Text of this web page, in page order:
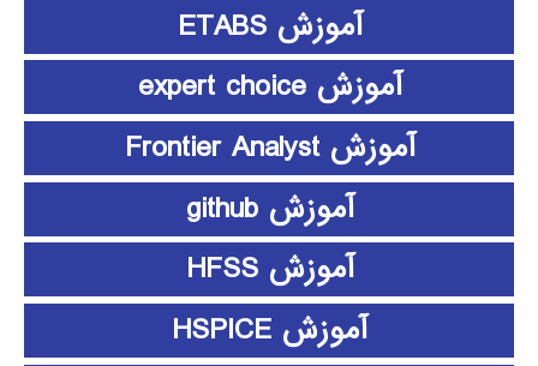
آموزش ETABS
آموزش expert choice
آموزش Frontier Analyst
آموزش github
آموزش HFSS
آموزش HSPICE